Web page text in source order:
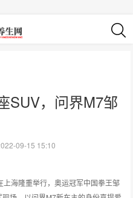
SUV，问界M7邹
09-15 15:10
海隆重举行，奥运冠军中国拳王邹